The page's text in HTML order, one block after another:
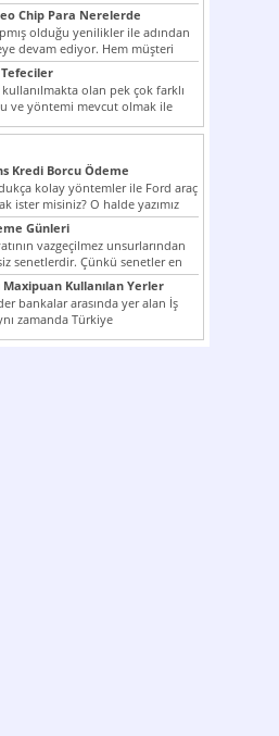
Chip Para Nerelerde
olduğu yenilikler ile adından
devam ediyor. Hem müşteri
arttırmak hem...
Tefeciler
olan pek çok farklı
ve yöntemi mevcut olmak ile
Kredi Borcu Ödeme
kolay yöntemler ile Ford araç
ister misiniz? O halde yazımız
Günleri
vazgeçilmez unsurlarından
senetlerdir. Çünkü senetler en
ödeme araçlarıdır. Taksitler...
Maxipuan Kullanılan Yerler
bankalar arasında yer alan İş
zamanda Türkiye